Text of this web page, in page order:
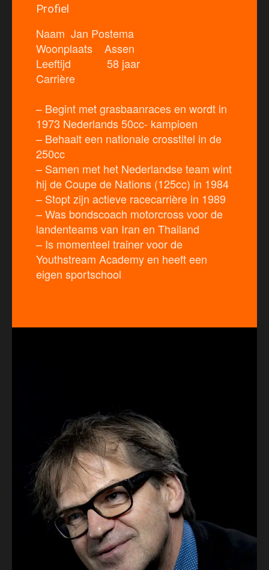
Profiel
Naam Jan Postema
Woonplaats Assen
Leeftijd 58 jaar
Carrière
– Begint met grasbaanraces en wordt in
1973 Nederlands 50cc- kampioen
– Behaalt een nationale crosstitel in de
250cc
– Samen met het Nederlandse team wint
hij de Coupe de Nations (125cc) in 1984
– Stopt zijn actieve racecarrière in 1989
– Was bondscoach motorcross voor de
landenteams van Iran en Thailand
– Is momenteel trainer voor de
Youthstream Academy en heeft een
eigen sportschool